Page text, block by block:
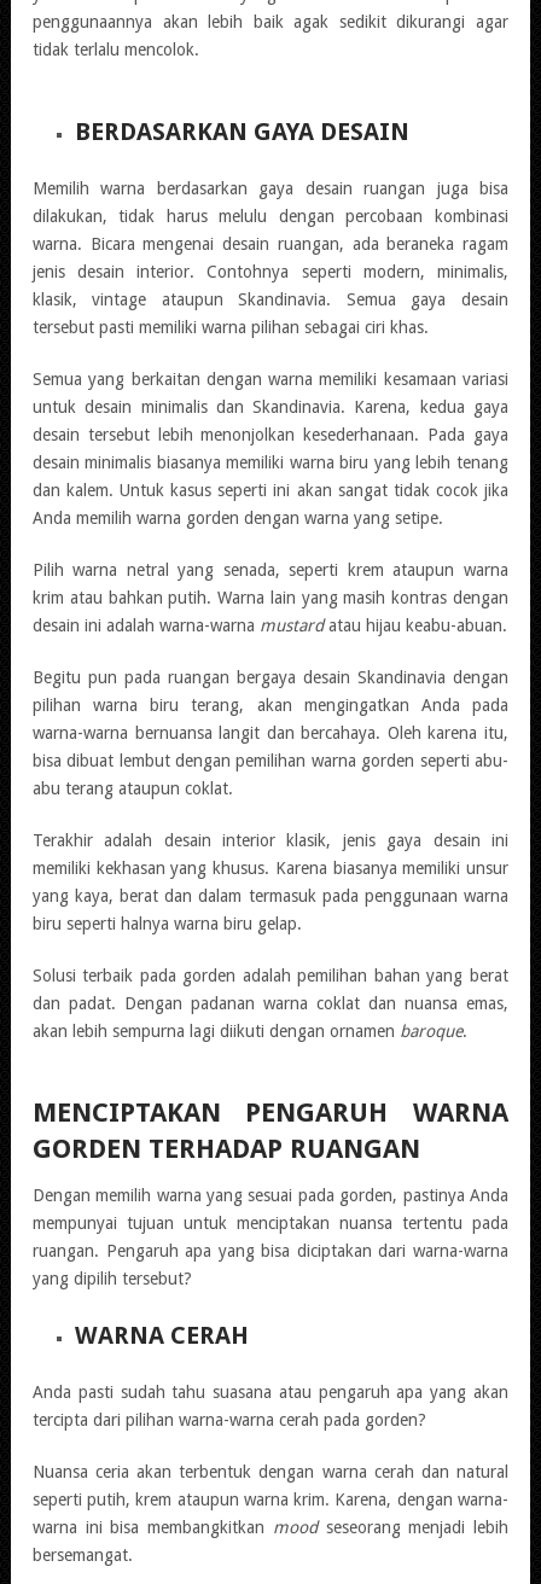
penggunaannya akan lebih baik agak sedikit dikurangi agar
tidak terlalu mencolok.
BERDASARKAN GAYA DESAIN
Memilih warna berdasarkan gaya desain ruangan juga bisa
dilakukan, tidak harus melulu dengan percobaan kombinasi
warna. Bicara mengenai desain ruangan, ada beraneka ragam
jenis desain interior. Contohnya seperti modern, minimalis,
klasik, vintage ataupun Skandinavia. Semua gaya desain
tersebut pasti memiliki warna pilihan sebagai ciri khas.
Semua yang berkaitan dengan warna memiliki kesamaan variasi
untuk desain minimalis dan Skandinavia. Karena, kedua gaya
desain tersebut lebih menonjolkan kesederhanaan. Pada gaya
desain minimalis biasanya memiliki warna biru yang lebih tenang
dan kalem. Untuk kasus seperti ini akan sangat tidak cocok jika
Anda memilih warna gorden dengan warna yang setipe.
Pilih warna netral yang senada, seperti krem ataupun warna
krim atau bahkan putih. Warna lain yang masih kontras dengan
desain ini adalah warna-warna mustardatau hijau keabu-abuan.
Begitu pun pada ruangan bergaya desain Skandinavia dengan
pilihan warna biru terang, akan mengingatkan Anda pada
warna-warna bernuansa langit dan bercahaya. Oleh karena itu,
bisa dibuat lembut dengan pemilihan warna gorden seperti abu-
abu terang ataupun coklat.
Terakhir adalah desain interior klasik, jenis gaya desain ini
memiliki kekhasan yang khusus. Karena biasanya memiliki unsur
yang kaya, berat dan dalam termasuk pada penggunaan warna
biru seperti halnya warna biru gelap.
Solusi terbaik pada gorden adalah pemilihan bahan yang berat
dan padat. Dengan padanan warna coklat dan nuansa emas,
akan lebih sempurna lagi diikuti dengan ornamen baroque.
MENCIPTAKAN PENGARUH WARNA
GORDEN TERHADAP RUANGAN
Dengan memilih warna yang sesuai pada gorden, pastinya Anda
mempunyai tujuan untuk menciptakan nuansa tertentu pada
ruangan. Pengaruh apa yang bisa diciptakan dari warna-warna
yang dipilih tersebut?
WARNA CERAH
Anda pasti sudah tahu suasana atau pengaruh apa yang akan
tercipta dari pilihan warna-warna cerah pada gorden?
Nuansa ceria akan terbentuk dengan warna cerah dan natural
seperti putih, krem ataupun warna krim. Karena, dengan warna-
warna ini bisa membangkitkan moodseseorang menjadi lebih
bersemangat.